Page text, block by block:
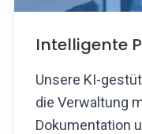
Intelligente
Unsere KI-
die Verwaltung
Dokumentation